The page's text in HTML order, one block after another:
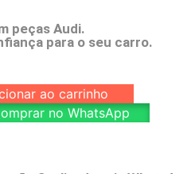
peças Audi.
para o seu carro.
ao carrinho
no WhatsApp